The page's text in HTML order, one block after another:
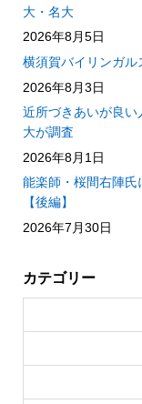
大・名大
2026年8月5日
横須賀バイリンガル
2026年8月3日
近所づきあいが良
大が調査
2026年8月1日
能楽師・桜間右陣
【後編】
2026年7月30日
カテゴリー